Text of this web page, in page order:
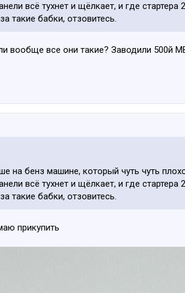
всё тухнет и щёлкает, и где
такие бабки, отзовитесь.
вообще все они такие? Заводили 500й
на бенз машине, который чуть чуть
всё тухнет и щёлкает, и где
такие бабки, отзовитесь.
прикупить